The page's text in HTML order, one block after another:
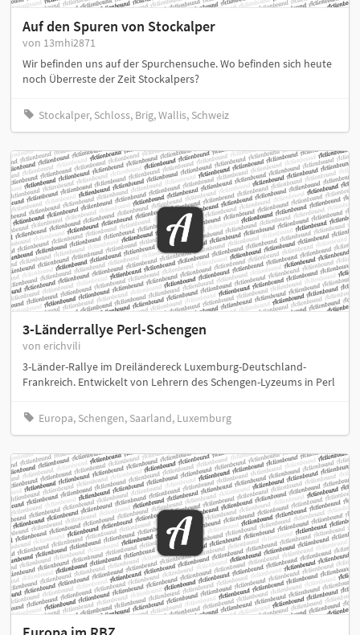
Auf den Spuren von Stockalper
von 13mhi2871
Wir befinden uns auf der Spurchensuche. Wo befinden sich heute
noch Überreste der Zeit Stockalpers?
Stockalper, Schloss, Brig, Wallis, Schweiz
3-Länderrallye Perl-Schengen
von erichvili
3-Länder-Rallye im Dreiländereck Luxemburg-Deutschland-
Frankreich. Entwickelt von Lehrern des Schengen-Lyzeums in Perl
Europa, Schengen, Saarland, Luxemburg